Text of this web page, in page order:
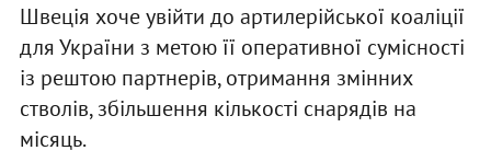
Швеція хоче увійти до артилерійської коаліції
для України з метою її оперативної сумісності
із рештою партнерів, отримання змінних
стволів, збільшення кількості снарядів на
місяць.